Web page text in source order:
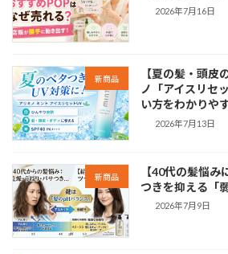
2026年7月16日
新商品
【夏の髪・頭皮
ノ「アイスリセ
い方をわかりや
2026年7月13日
新商品
【40代の髪悩
つきを抑える「
2026年7月9日